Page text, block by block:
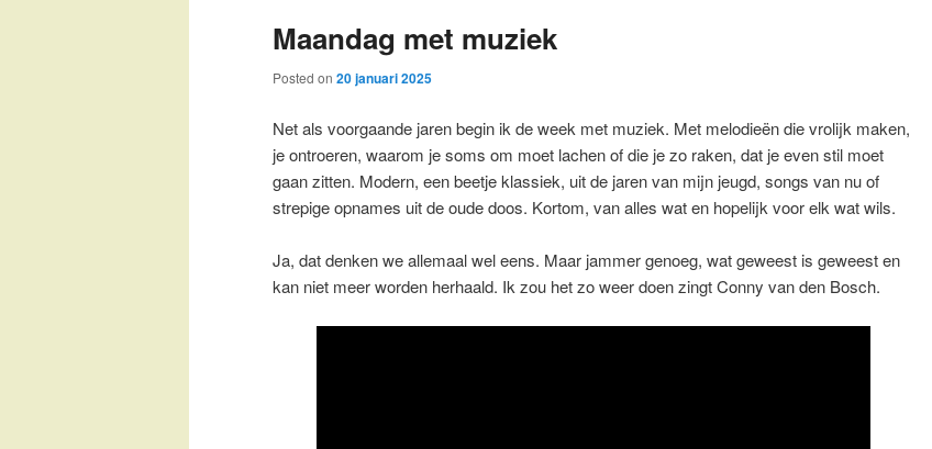
content
content
Maandag met muziek
Posted on 20 januari 2025
Net als voorgaande jaren begin ik de week met muziek. Met melodieën die vrolijk maken,
je ontroeren, waarom je soms om moet lachen of die je zo raken, dat je even stil moet
gaan zitten. Modern, een beetje klassiek, uit de jaren van mijn jeugd, songs van nu of
strepige opnames uit de oude doos. Kortom, van alles wat en hopelijk voor elk wat wils.
Ja, dat denken we allemaal wel eens. Maar jammer genoeg, wat geweest is geweest en
kan niet meer worden herhaald. Ik zou het zo weer doen zingt Conny van den Bosch.